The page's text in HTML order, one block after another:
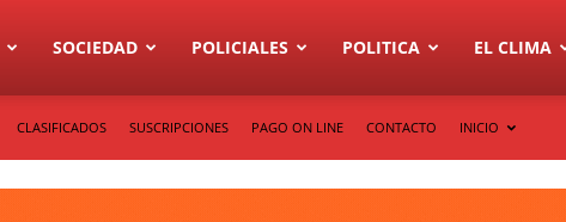
SOCIEDAD POLICIALES POLITICA EL CLIMA
CLASIFICADOS SUSCRIPCIONES PAGO ON LINE CONTACTO INICIO